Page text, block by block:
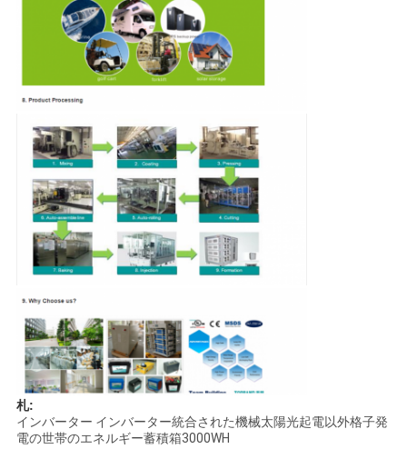
札:
インバーター インバーター統合された機械太陽光起電以外格子発
電の世帯のエネルギー蓄積箱3000WH